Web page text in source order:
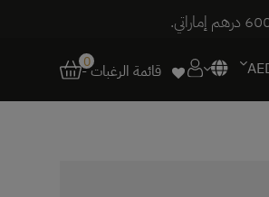
قائمة الرغبات -
0